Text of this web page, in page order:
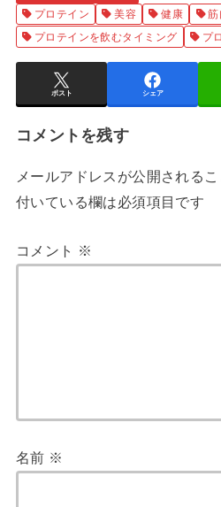
プロテイン
美容 健康 筋
プロテインを飲むタイミング
プ
ポスト シェア
コメントを残す
メールアドレスが公開されるこ
付いている欄は必須項目です
コメント ※
名前 ※